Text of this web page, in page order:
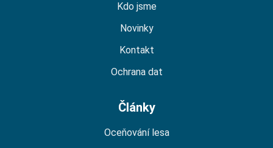
Kdo jsme
Novinky
Kontakt
Ochrana dat
Články
Oceňování lesa